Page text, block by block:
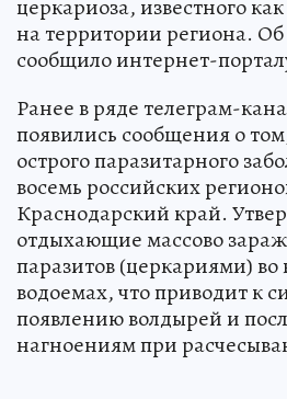
церкариоза, известного
на территории региона. Об
сообщило интернет-
Ранее в ряде телеграм-
появились сообщения о
острого паразитарного
восемь российских
Краснодарский край.
отдыхающие массово
паразитов (церкариями) во
водоемах, что приводит к
появлению волдырей и
нагноениям при